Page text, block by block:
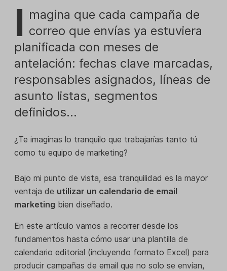
I magina que cada campaña de
correo que envías ya estuviera
planificada con meses de
antelación: fechas clave marcadas,
responsables asignados, líneas de
asunto listas, segmentos
definidos…
¿Te imaginas lo tranquilo que trabajarías tanto tú
como tu equipo de marketing?
Bajo mi punto de vista, esa tranquilidad es la mayor
ventaja de utilizar un calendario de email
marketing bien diseñado.
En este artículo vamos a recorrer desde los
fundamentos hasta cómo usar una plantilla de
calendario editorial (incluyendo formato Excel) para
producir campañas de email que no solo se envían,